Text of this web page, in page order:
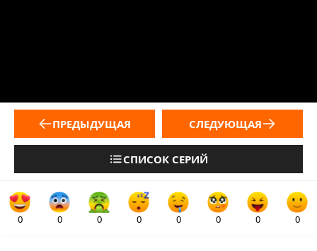
ПРЕДЫДУЩАЯ
СПИСОК СЕРИЙ
СЛЕДУЮЩАЯ
0 0 0 0 0 0 0 0